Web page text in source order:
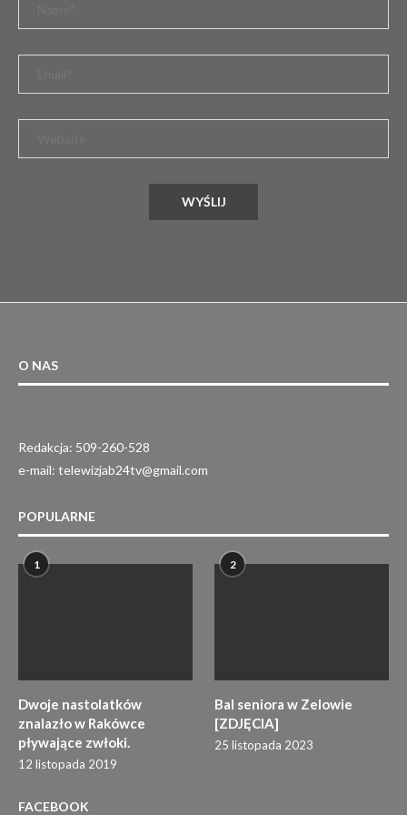
O NAS
Redakcja: 509-260-528
e-mail: telewizjab24tv@gmail.com
POPULARNE
1
Dwoje nastolatków
znalazło w Rakówce
pływające zwłoki.
12 listopada 2019
2
Bal seniora w Zelowie
[ZDJĘCIA]
25 listopada 2023
FACEBOOK